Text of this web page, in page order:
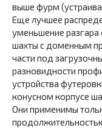
выше фурм
Еще лучшее
уменьшение разгара
шахты с доменным
части под
разновидности
устройства
конусном корпусе
Они применимы